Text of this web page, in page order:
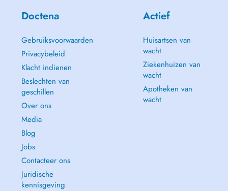
Doctena
Gebruiksvoorwaarden
Privacybeleid
Klacht indienen
Beslechten van
geschillen
Over ons
Media
Blog
Jobs
Contacteer ons
Juridische
kennisgeving
Actief
Huisartsen van
wacht
Ziekenhuizen van
wacht
Apotheken van
wacht